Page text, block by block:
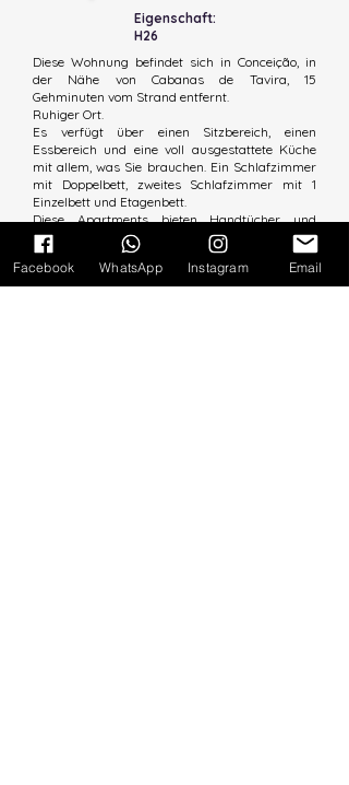
Diese Wohnung befindet sich in Conceição, in
der Nähe von Cabanas de Tavira, 15
Gehminuten vom Strand entfernt.
Ruhiger Ort.
Es verfügt über einen Sitzbereich, einen
Essbereich und eine voll ausgestattete Küche
mit allem, was Sie brauchen. Ein Schlafzimmer
mit Doppelbett, zweites Schlafzimmer mit 1
Einzelbett und Etagenbett.
Diese Apartments bieten Handtücher und
Bettwäsche.
Eigenschaft:
H26
Facebook WhatsApp Instagram Email